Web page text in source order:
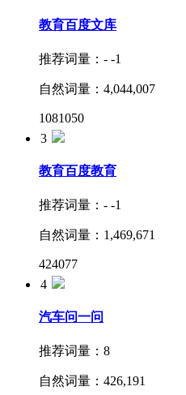
教育百度文库
推荐词量： - -1
自然词量： 4,044,007
1081050
3
教育百度教育
推荐词量： - -1
自然词量： 1,469,671
424077
4
汽车问一问
推荐词量： 8
自然词量： 426,191